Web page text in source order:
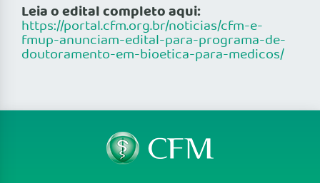
Leia o edital completo aqui:
https://portal.cfm.org.br/noticias/cfm-e-
fmup-anunciam-edital-para-programa-de-
doutoramento-em-bioetica-para-medicos/